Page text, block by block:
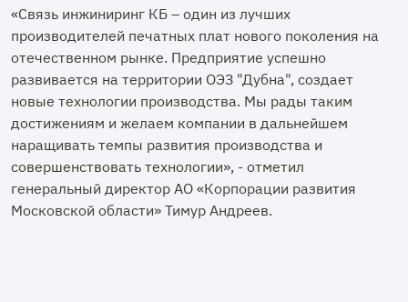
«Связь инжиниринг КБ – один из лучших
производителей печатных плат нового поколения на
отечественном рынке. Предприятие успешно
развивается на территории ОЭЗ "Дубна", создает
новые технологии производства. Мы рады таким
достижениям и желаем компании в дальнейшем
наращивать темпы развития производства и
совершенствовать технологии», - отметил
генеральный директор АО «Корпорации развития
Московской области» Тимур Андреев.